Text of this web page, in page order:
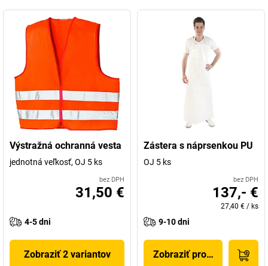
Výstražná ochranná vesta
jednotná veľkosť, OJ 5 ks
bez DPH
31,50 €
4-5 dni
Zobraziť 2 variantov
Zástera s náprsenkou PU
OJ 5 ks
bez DPH
137,- €
27,40 € / ks
9-10 dni
Zobraziť produkt